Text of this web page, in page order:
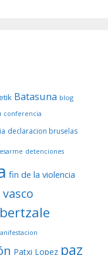
Batasuna blog
conferencia
declaracion bruselas
detenciones
fin de la violencia
Patxi Lopez paz